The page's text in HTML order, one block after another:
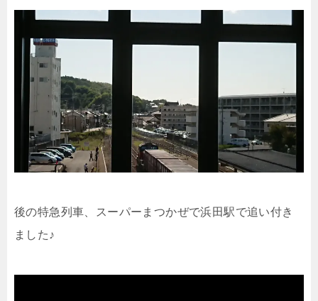
後の特急列車、スーパーまつかぜで浜田駅で追い付き
ました♪